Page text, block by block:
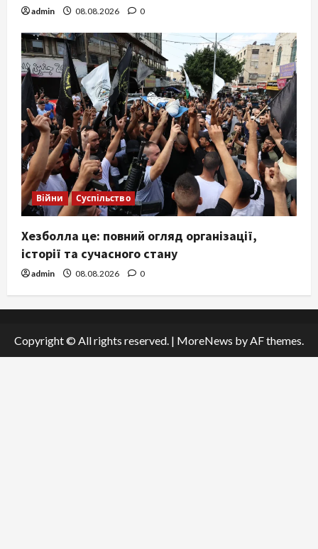
admin 08.08.2026 0
Війни Суспільство
Хезболла це: повний огляд організації,
історії та сучасного стану
admin 08.08.2026 0
Copyright © All rights reserved. | MoreNews by AF themes.